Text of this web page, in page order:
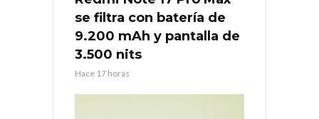
se filtra con batería de
9.200 mAh y pantalla de
3.500 nits
Hace 17 horas